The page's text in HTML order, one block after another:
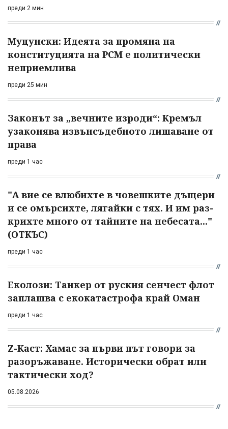
преди 2 мин
Муцунски: Идеята за промяна на
конституцията на РСМ е политически
неприемлива
преди 25 мин
Законът за „вечните изроди“: Кремъл
узаконява извънсъдебното лишаване от
права
преди 1 час
"А вие се влюбихте в чо­вешките дъщери
и се омърсихте, лягайки с тях. И им раз­
крихте много от тайните на небесата..."
(ОТКЪС)
преди 1 час
Еколози: Танкер от руския сенчест флот
заплашва с екокатастрофа край Оман
преди 1 час
Z-Каст: Хамас за първи път говори за
разоръжаване. Исторически обрат или
тактически ход?
05.08.2026